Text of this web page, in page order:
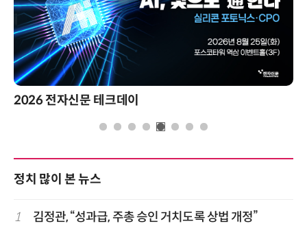
2026 전자신문 테크데이
정치 많이 본 뉴스
1 김정관, “성과급, 주총 승인 거치도록 상법 개정”